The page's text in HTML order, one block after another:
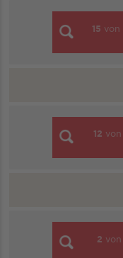
15 von
12 von
2 von